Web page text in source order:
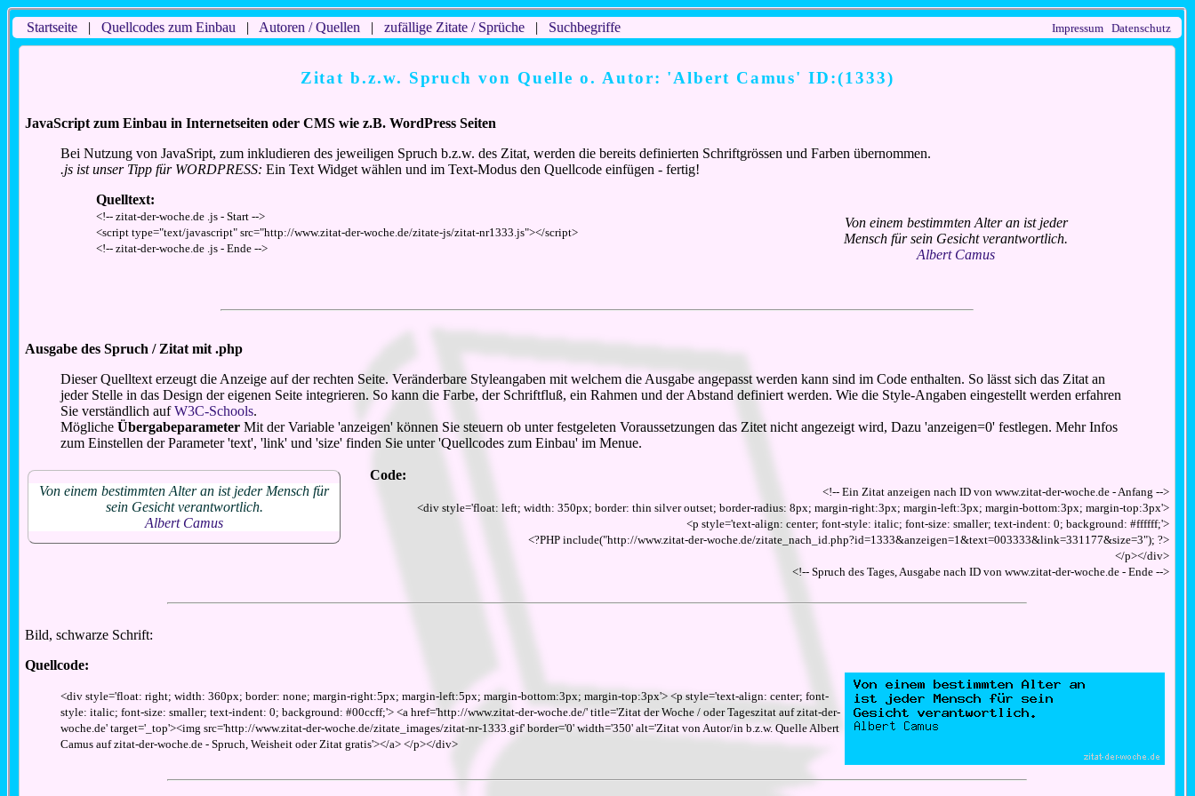
Startseite| Quellcodes zum Einbau | Autoren / Quellen | zufällige Zitate / Sprüche| Suchbegriffe Impressum Datenschutz
Zitat b.z.w. Spruch von Quelle o. Autor: 'Albert Camus' ID:(1333)
JavaScript zum Einbau in Internetseiten oder CMS wie z.B. WordPress Seiten
Bei Nutzung von JavaSript, zum inkludieren des jeweiligen Spruch b.z.w. des Zitat, werden die bereits definierten Schriftgrössen und Farben übernommen.
.js ist unser Tipp für WORDPRESS: Ein Text Widget wählen und im Text-Modus den Quellcode einfügen - fertig!
Von einem bestimmten Alter an ist jeder
Mensch für sein Gesicht verantwortlich.
Albert Camus
Quelltext:
<!-- zitat-der-woche.de .js - Start -->
<script type="text/javascript" src="http://www.zitat-der-woche.de/zitate-js/zitat-nr1333.js"></script>
<!-- zitat-der-woche.de .js - Ende -->
Ausgabe des Spruch / Zitat mit .php
Dieser Quelltext erzeugt die Anzeige auf der rechten Seite. Veränderbare Styleangaben mit welchem die Ausgabe angepasst werden kann sind im Code enthalten. So lässt sich das Zitat an
jeder Stelle in das Design der eigenen Seite integrieren. So kann die Farbe, der Schriftfluß, ein Rahmen und der Abstand definiert werden. Wie die Style-Angaben eingestellt werden erfahren
Sie verständlich aufW3C-Schools.
MöglicheÜbergabeparameter Mit der Variable 'anzeigen' können Sie steuern ob unter festgeleten Voraussetzungen das Zitet nicht angezeigt wird, Dazu 'anzeigen=0' festlegen. Mehr Infos
zum Einstellen der Parameter 'text', 'link' und 'size' finden Sie unter 'Quellcodes zum Einbau' im Menue.
Von einem bestimmten Alter an ist jeder Mensch für
sein Gesicht verantwortlich.
Albert Camus
Code:
<!-- Ein Zitat anzeigen nach ID von www.zitat-der-woche.de - Anfang -->
<div style='float: left; width: 350px; border: thin silver outset; border-radius: 8px; margin-right:3px; margin-left:3px; margin-bottom:3px; margin-top:3px'>
<p style='text-align: center; font-style: italic; font-size: smaller; text-indent: 0; background: #ffffff;'>
<?PHP include("http://www.zitat-der-woche.de/zitate_nach_id.php?id=1333&anzeigen=1&text=003333&link=331177&size=3"); ?>
</p></div>
<!-- Spruch des Tages, Ausgabe nach ID von www.zitat-der-woche.de - Ende -->
Bild, schwarze Schrift:
Quellcode:
<div style='float: right; width: 360px; border: none; margin-right:5px; margin-left:5px; margin-bottom:3px; margin-top:3px'> <p style='text-align: center; font-
style: italic; font-size: smaller; text-indent: 0; background: #00ccff;'> <a href='http://www.zitat-der-woche.de/' title='Zitat der Woche / oder Tageszitat auf zitat-der-
woche.de' target='_top'><img src='http://www.zitat-der-woche.de/zitate_images/zitat-nr-1333.gif' border='0' width='350' alt='Zitat von Autor/in b.z.w. Quelle Albert
Camus auf zitat-der-woche.de - Spruch, Weisheit oder Zitat gratis'></a> </p></div>